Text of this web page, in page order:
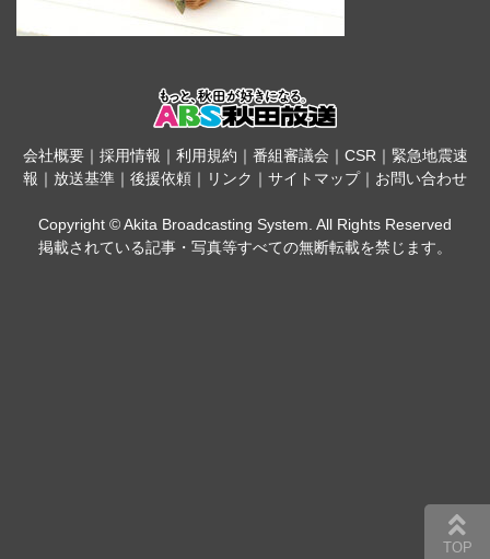
会社概要｜ 採用情報 ｜ 利用規約 ｜ 番組審議会 ｜ CSR｜ 緊急地震速
報 ｜ 放送基準 ｜ 後援依頼 ｜ リンク ｜ サイトマップ｜ お問い合わせ
Copyright © Akita Broadcasting System. All Rights Reserved
掲載されている記事・写真等すべての無断転載を禁じます。